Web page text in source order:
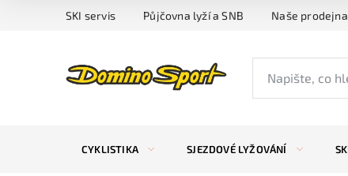
SKI servis Půjčovna lyží a SNB Naše prodejna
CYKLISTIKA SJEZDOVÉ LYŽOVÁNÍ